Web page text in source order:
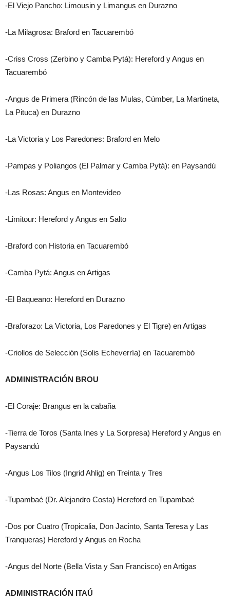
-El Viejo Pancho: Limousin y Limangus en Durazno
-La Milagrosa: Braford en Tacuarembó
-Criss Cross (Zerbino y Camba Pytá): Hereford y Angus en
Tacuarembó
-Angus de Primera (Rincón de las Mulas, Cúmber, La Martineta,
La Pituca) en Durazno
-La Victoria y Los Paredones: Braford en Melo
-Pampas y Poliangos (El Palmar y Camba Pytá): en Paysandú
-Las Rosas: Angus en Montevideo
-Limitour: Hereford y Angus en Salto
-Braford con Historia en Tacuarembó
-Camba Pytá: Angus en Artigas
-El Baqueano: Hereford en Durazno
-Braforazo: La Victoria, Los Paredones y El Tigre) en Artigas
-Criollos de Selección (Solis Echeverría) en Tacuarembó
ADMINISTRACIÓN BROU
-El Coraje: Brangus en la cabaña
-Tierra de Toros (Santa Ines y La Sorpresa) Hereford y Angus en
Paysandú
-Angus Los Tilos (Ingrid Ahlig) en Treinta y Tres
-Tupambaé (Dr. Alejandro Costa) Hereford en Tupambaé
-Dos por Cuatro (Tropicalia, Don Jacinto, Santa Teresa y Las
Tranqueras) Hereford y Angus en Rocha
-Angus del Norte (Bella Vista y San Francisco) en Artigas
ADMINISTRACIÓN ITAÚ